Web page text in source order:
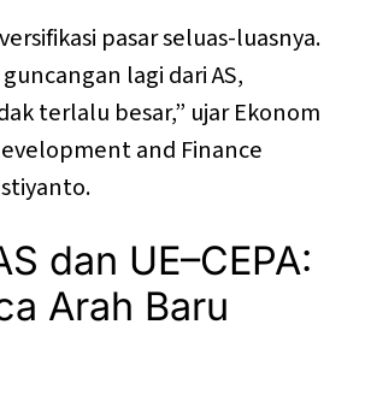
pasar seluas-luasnya.
lagi dari AS,
terlalu besar,” ujar Ekonom
and Finance
dan UE–CEPA:
Arah Baru